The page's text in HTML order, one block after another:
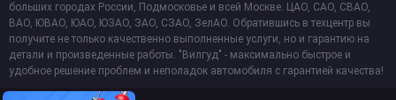
больших городах России, Подмосковье и всей Москве: ЦАО, САО, СВАО,
ВАО, ЮВАО, ЮАО, ЮЗАО, ЗАО, СЗАО, ЗелАО. Обратившись в техцентр вы
получите не только качественно выполненные услуги, но и гарантию на
детали и произведенные работы. "Вилгуд" - максимально быстрое и
удобное решение проблем и неполадок автомобиля с гарантией качества!